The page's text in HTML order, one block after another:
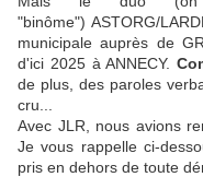
"binôme") ASTORG/
municipale auprès de
d'ici 2025 à ANNECY.
de plus, des paroles
cru...
Avec JLR, nous avions
Je vous rappelle ci-
pris en dehors de toute